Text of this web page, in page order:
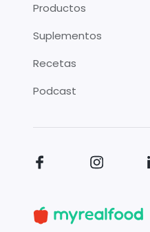
Productos
Suplementos
Recetas
Podcast